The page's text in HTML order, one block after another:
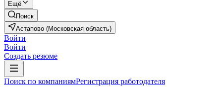
Ещё
Поиск
Астапово (Московская область)
Войти
Войти
Создать резюме
Поиск по компаниямРегистрация работодателя